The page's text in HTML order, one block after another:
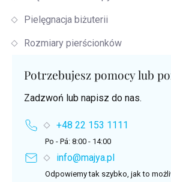
Pielęgnacja biżuterii
Rozmiary pierścionków
Potrzebujesz pomocy lub
Zadzwoń lub napisz do nas.
+48 22 153 1111
Po - Pá: 8:00 - 14:00
info@majya.pl
Odpowiemy tak szybko, jak to